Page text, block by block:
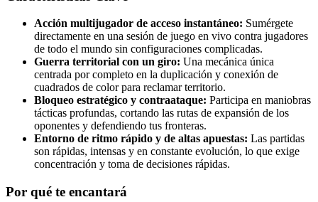
Acción multijugador de acceso instantáneo: Sumérgete
directamente en una sesión de juego en vivo contra jugadores
de todo el mundo sin configuraciones complicadas.
Guerra territorial con un giro: Una mecánica única
centrada por completo en la duplicación y conexión de
cuadrados de color para reclamar territorio.
Bloqueo estratégico y contraataque: Participa en maniobras
tácticas profundas, cortando las rutas de expansión de los
oponentes y defendiendo tus fronteras.
Entorno de ritmo rápido y de altas apuestas: Las partidas
son rápidas, intensas y en constante evolución, lo que exige
concentración y toma de decisiones rápidas.
Por qué te encantará